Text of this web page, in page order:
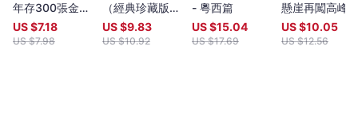
年存300張金融
股，每年賺自己
的13%（超值加
US $7.18
US $7.98
（經典珍藏版，
獨家收錄〈李佛
摩交易語錄〉，
US $9.83
US $10.92
- 粵西篇
US $15.04
US $17.69
懸崖再闖高峰
US $10.05
US $12.56